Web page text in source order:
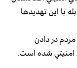
با اين تهديدها
در دادن
امنيتي شده است.